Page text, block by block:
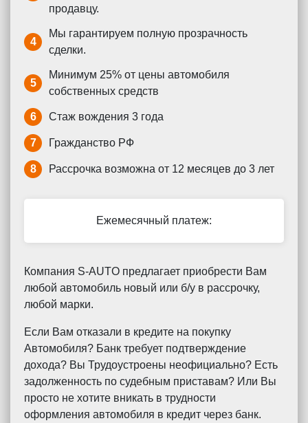
продавцу.
4
Мы гарантируем полную прозрачность
сделки.
5
Минимум 25% от цены автомобиля
собственных средств
6 Стаж вождения 3 года
7 Гражданство РФ
8 Рассрочка возможна от 12 месяцев до 3 лет
Ежемесячный платеж:
Компания S-AUTO предлагает приобрести Вам
любой автомобиль новый или б/у в рассрочку,
любой марки.
Если Вам отказали в кредите на покупку
Автомобиля? Банк требует подтверждение
дохода? Вы Трудоустроены неофициально? Есть
задолженность по судебным приставам? Или Вы
просто не хотите вникать в трудности
оформления автомобиля в кредит через банк.